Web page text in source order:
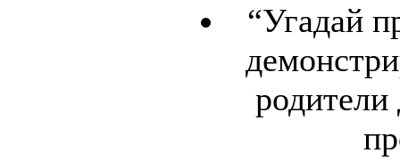
“Угадай